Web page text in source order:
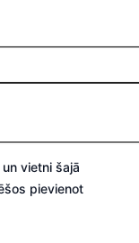
vietni šajā
pievienot